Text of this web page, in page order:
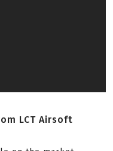
LCT Airsoft